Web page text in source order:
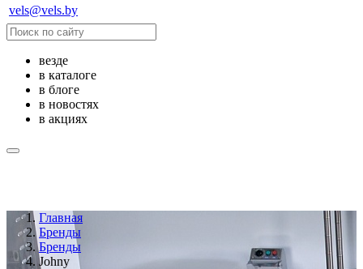
vels@vels.by
везде
в каталоге
в блоге
в новостях
в акциях
Главная
Бренды
Бренды
Johny